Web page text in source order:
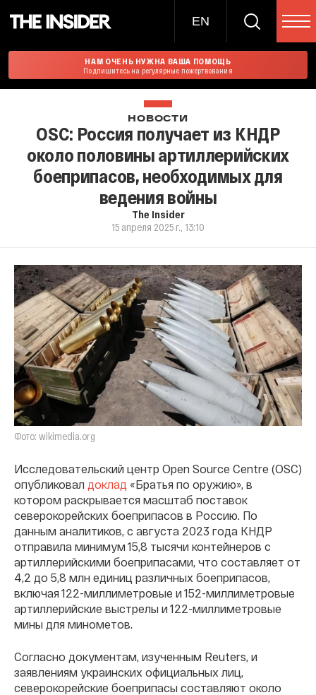
EN
НАМ ОЧЕНЬ НУЖНА ВАША ПОМОЩЬ
Подпишитесь на регулярные пожертвования
НОВОСТИ
OSC: Россия получает из КНДР
около половины артиллерийских
боеприпасов, необходимых для
ведения войны
The Insider
15 апреля 2025 г., 13:10
Фото: wikimedia.org
Исследовательский центр Open Source Centre (OSC)
опубликовал доклад «Братья по оружию», в
котором раскрывается масштаб поставок
северокорейских боеприпасов в Россию. По
данным аналитиков, с августа 2023 года КНДР
отправила минимум 15,8 тысячи контейнеров с
артиллерийскими боеприпасами, что составляет от
4,2 до 5,8 млн единиц различных боеприпасов,
включая 122-миллиметровые и 152-миллиметровые
артиллерийские выстрелы и 122-миллиметровые
мины для минометов.
Согласно документам, изученным Reuters, и
заявлениям украинских официальных лиц,
северокорейские боеприпасы составляют около